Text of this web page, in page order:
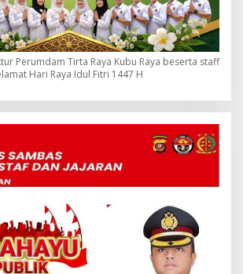
Perumdam Tirta Raya Kubu Raya beserta staff
Hari Raya Idul Fitri 1447 H